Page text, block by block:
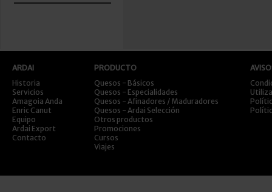
ARDAI
Historia
Servicios
Amagoia Anda
Enric Canut
Equipo
Ardai Export
Contacto
PRODUCTO
Quesos - Básicos
Quesos - Especialidades
Quesos - Afinadores / Maduradores
Quesos - Ardai Selección
Otros productos
Promociones
Cursos
Viajes